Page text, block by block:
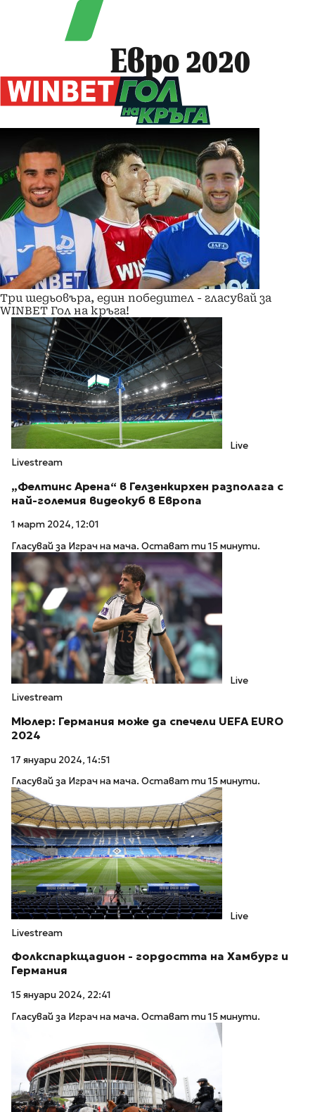
Евро 2020
Три шедьовъра, един победител - гласувай за
WINBET Гол на кръга!
Live
Livestream
„Фелтинс Арена“ в Гелзенкирхен разполага с
най-големия видеокуб в Европа
1 март 2024, 12:01
Гласувай за Играч на мача. Остават ти 15 минути.
Live
Livestream
Мюлер: Германия може да спечели UEFA EURO
2024
17 януари 2024, 14:51
Гласувай за Играч на мача. Остават ти 15 минути.
Live
Livestream
Фолкспаркщадион - гордостта на Хамбург и
Германия
15 януари 2024, 22:41
Гласувай за Играч на мача. Остават ти 15 минути.